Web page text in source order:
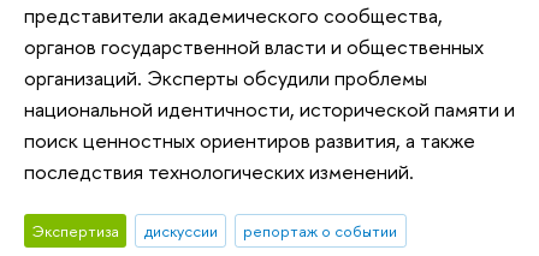
представители академического сообщества,
органов государственной власти и общественных
организаций. Эксперты обсудили проблемы
национальной идентичности, исторической памяти и
поиск ценностных ориентиров развития, а также
последствия технологических изменений.
Экспертиза дискуссии
репортаж о событии